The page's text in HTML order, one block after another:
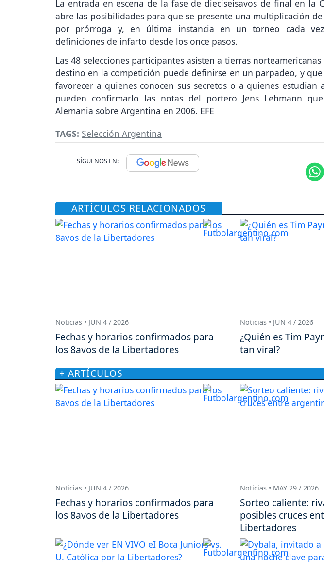
La entrada en escena de la fase de dieciseisavos de final en la
abre las posibilidades para que se presente una multiplicación
por prórroga y, en última instancia en un torneo cada
definiciones de infarto desde los once pasos.
Las 48 selecciones participantes asisten a tierras
destino en la competición puede definirse en un parpadeo, y
favorecer a quienes conocen sus secretos o a quienes estudian
pueden confirmarlo las notas del portero Jens Lehmann
Alemania sobre Argentina en 2006. EFE
TAGS: Selección Argentina
SÍGUENOS EN:
ARTÍCULOS RELACIONADOS
Noticias • JUN 4 / 2026
Fechas y horarios confirmados para
los 8avos de la Libertadores
Noticias • JUN 4 / 2026
¿Quién es Tim
tan viral?
+ ARTÍCULOS
Noticias • JUN 4 / 2026
Fechas y horarios confirmados para
los 8avos de la Libertadores
Noticias • MAY 29 / 2026
Sorteo caliente:
posibles cruces
Libertadores